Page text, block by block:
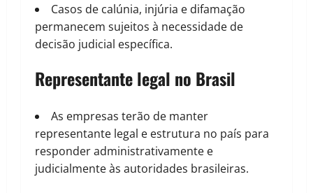
Casos de calúnia, injúria e difamação
permanecem sujeitos à necessidade de
decisão judicial específica.
Representante legal no Brasil
As empresas terão de manter
representante legal e estrutura no país para
responder administrativamente e
judicialmente às autoridades brasileiras.